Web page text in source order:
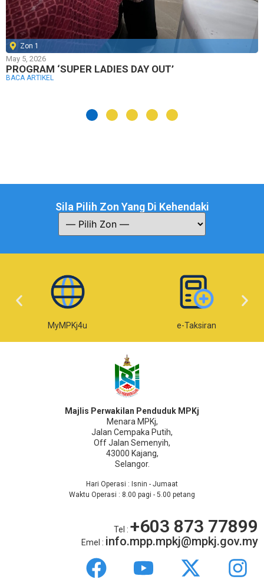
Zon 1
May 5, 2026
PROGRAM ‘SUPER LADIES DAY OUT’
BACA ARTIKEL
Sila Pilih Zon Yang Di Kehendaki
MyMPKj4u e-Taksiran
Majlis Perwakilan Penduduk MPKj
Menara MPKj,
Jalan Cempaka Putih,
Off Jalan Semenyih,
43000 Kajang,
Selangor.
Hari Operasi : Isnin - Jumaat
Waktu Operasi : 8.00 pagi - 5.00 petang
Tel : +603 873 77899
Emel : info.mpp.mpkj@mpkj.gov.my